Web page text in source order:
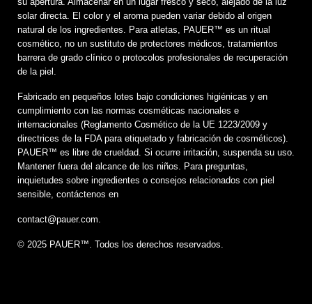
solar directa. El color y el aroma pueden variar debido al origen
natural de los ingredientes. Para atletas, PAUER™️ es un ritual
cosmético, no un sustituto de protectores médicos, tratamientos
barrera de grado clínico o protocolos profesionales de recuperación
de la piel.
Fabricado en pequeños lotes bajo condiciones higiénicas y en
cumplimiento con las normas cosméticas nacionales e
internacionales (Reglamento Cosmético de la UE 1223/2009 y
directrices de la FDA para etiquetado y fabricación de cosméticos).
PAUER™️ es libre de crueldad. Si ocurre irritación, suspenda su uso.
Mantener fuera del alcance de los niños. Para preguntas,
inquietudes sobre ingredientes o consejos relacionados con piel
sensible, contáctenos en
contact@pauer.com.
© 2025 PAUER™. Todos los derechos reservados.